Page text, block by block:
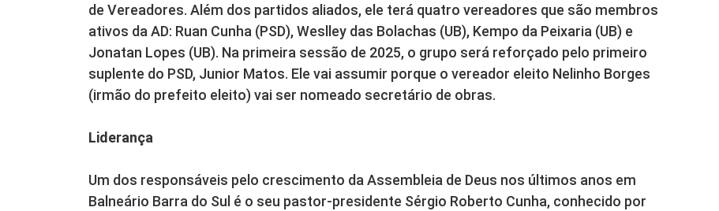
de Vereadores. Além dos partidos aliados, ele terá quatro vereadores que são membros
ativos da AD: Ruan Cunha (PSD), Weslley das Bolachas (UB), Kempo da Peixaria (UB) e
Jonatan Lopes (UB). Na primeira sessão de 2025, o grupo será reforçado pelo primeiro
suplente do PSD, Junior Matos. Ele vai assumir porque o vereador eleito Nelinho Borges
(irmão do prefeito eleito) vai ser nomeado secretário de obras.
Liderança
Um dos responsáveis pelo crescimento da Assembleia de Deus nos últimos anos em
Balneário Barra do Sul é o seu pastor-presidente Sérgio Roberto Cunha, conhecido por